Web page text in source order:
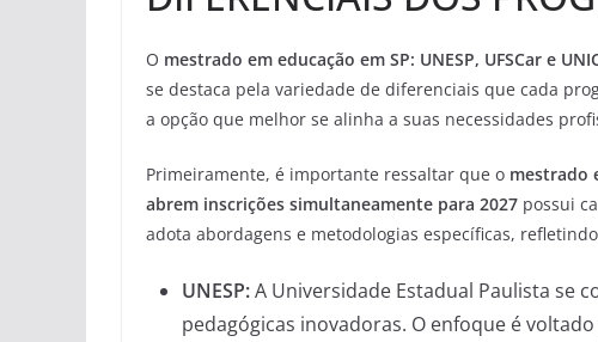
O mestrado em educação em SP: UNESP, UFSCar e
se destaca pela variedade de diferenciais que cada
a opção que melhor se alinha a suas necessidades
Primeiramente, é importante ressaltar que o mestrado
abrem inscrições simultaneamente para 2027 possui
adota abordagens e metodologias específicas,
UNESP:A Universidade Estadual Paulista se
pedagógicas inovadoras. O enfoque é